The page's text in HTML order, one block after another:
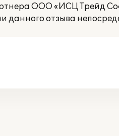
ООО «ИСЦ Трейд
отзыва